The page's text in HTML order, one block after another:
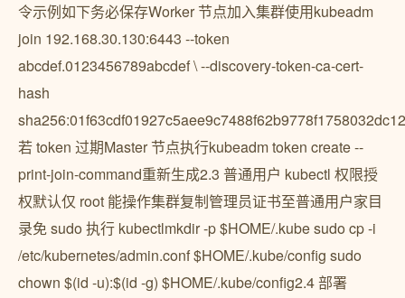
令示例如下务必保存Worker 节点加入集群使用kubeadm
join 192.168.30.130:6443 --token
abcdef.0123456789abcdef \ --discovery-token-ca-cert-
hash
若 token 过期Master 节点执行kubeadm token create --
print-join-command重新生成2.3 普通用户 kubectl 权限授
权默认仅 root 能操作集群复制管理员证书至普通用户家目
录免 sudo 执行 kubectlmkdir -p $HOME/.kube sudo cp -i
/etc/kubernetes/admin.conf $HOME/.kube/config sudo
chown $(id -u):$(id -g) $HOME/.kube/config2.4 部署